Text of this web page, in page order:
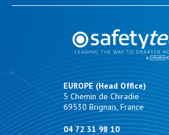
EUROPE (Head Office)
5 Chemin de Chiradie
69530 Brignais, France
04 72 31 98 10